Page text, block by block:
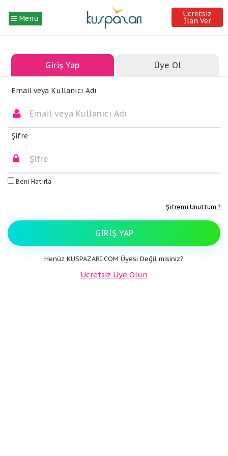
Menü Ücretsiz
İlan Ver
Giriş Yap Üye Ol
Email veya Kullanıcı Adı
Şifre
Beni Hatırla
Şifremi Unuttum ?
GIRIŞ YAP
Henüz KUSPAZARI.COM Üyesi Değil misiniz?
Ücretsiz Üye Olun